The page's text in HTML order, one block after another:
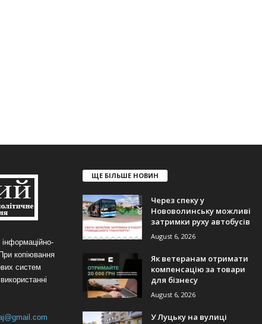
копіювання
систем
ЩЕ БІЛЬШЕ НОВИН
Через спеку у
Нововолинську можливі
затримки руху автобусів
August 6, 2026
Як ветеранам отримати
компенсацію за товари
для бізнесу
August 6, 2026
У Луцьку на вулиці